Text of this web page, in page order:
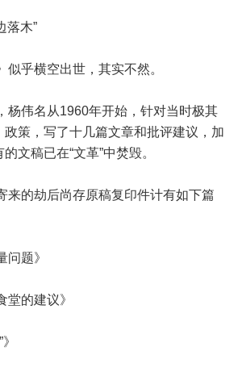
落木”
乎横空出世，其实不然。
伟名从1960年开始，针对当时极其
策，写了十几篇文章和批评建议，加
文稿已在“文革”中焚毁。
的劫后尚存原稿复印件计有如下篇
题》
的建议》